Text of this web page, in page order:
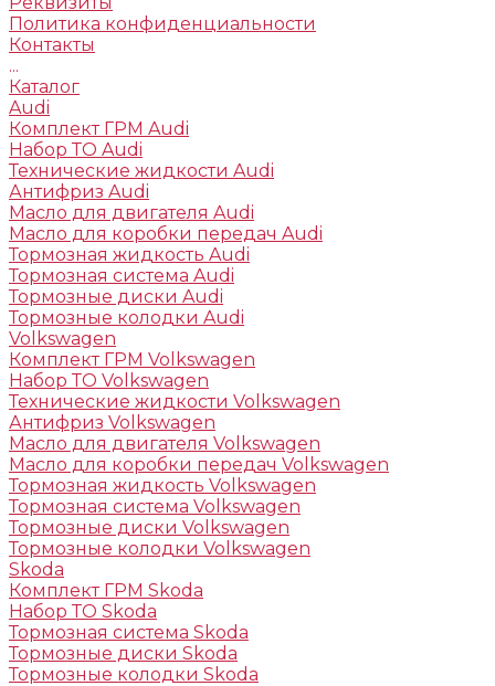
Политика конфиденциальности
Контакты
...
Каталог
Audi
Комплект ГРМ Audi
Набор ТО Audi
Технические жидкости Audi
Антифриз Audi
Масло для двигателя Audi
Масло для коробки передач Audi
Тормозная жидкость Audi
Тормозная система Audi
Тормозные диски Audi
Тормозные колодки Audi
Volkswagen
Комплект ГРМ Volkswagen
Набор ТО Volkswagen
Технические жидкости Volkswagen
Антифриз Volkswagen
Масло для двигателя Volkswagen
Масло для коробки передач Volkswagen
Тормозная жидкость Volkswagen
Тормозная система Volkswagen
Тормозные диски Volkswagen
Тормозные колодки Volkswagen
Skoda
Комплект ГРМ Skoda
Набор ТО Skoda
Тормозная система Skoda
Тормозные диски Skoda
Тормозные колодки Skoda